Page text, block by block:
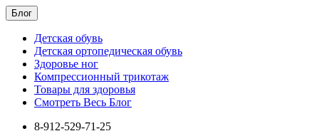
Блог
Детская обувь
Детская ортопедическая обувь
Здоровье ног
Компрессионный трикотаж
Товары для здоровья
Смотреть Весь Блог
8-912-529-71-25